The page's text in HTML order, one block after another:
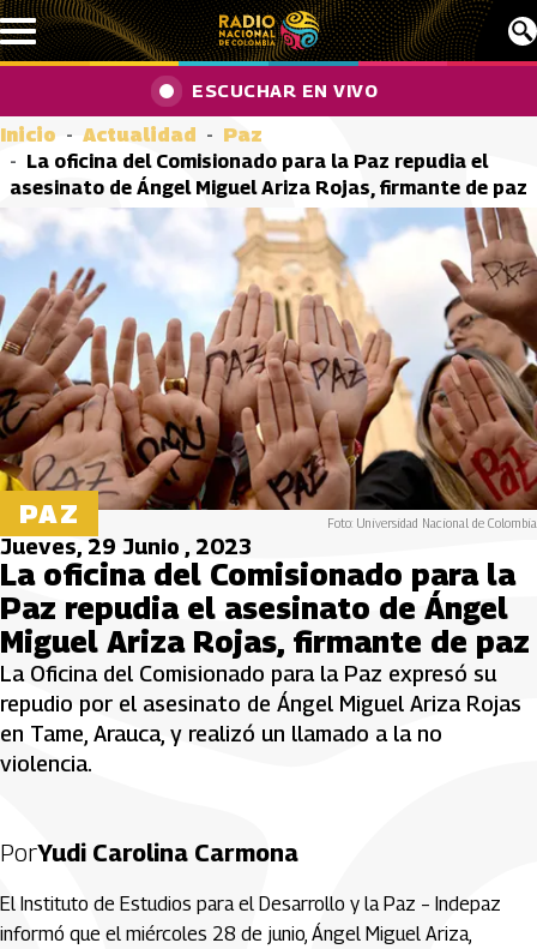
Pasar al contenido principal
ESCUCHAR EN VIVO
Inicio Actualidad
Paz
La oficina del Comisionado para la Paz repudia el
asesinato de Ángel Miguel Ariza Rojas, firmante de paz
PAZ Foto: Universidad Nacional de Colombia
Jueves, 29 Junio , 2023
La oficina del Comisionado para la
Paz repudia el asesinato de Ángel
Miguel Ariza Rojas, firmante de paz
La Oficina del Comisionado para la Paz expresó su
repudio por el asesinato de Ángel Miguel Ariza Rojas
en Tame, Arauca, y realizó un llamado a la no
violencia.
PorYudi Carolina Carmona
El Instituto de Estudios para el Desarrollo y la Paz – Indepaz
informó que el miércoles 28 de junio, Ángel Miguel Ariza,